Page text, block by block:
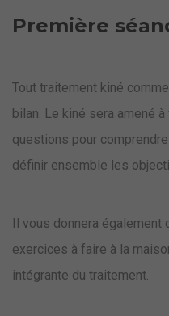
Première
Tout traitement kiné
bilan. Le kiné sera amené
questions pour
définir ensemble les
Il vous donnera
exercices à faire à la
intégrante du traitement.